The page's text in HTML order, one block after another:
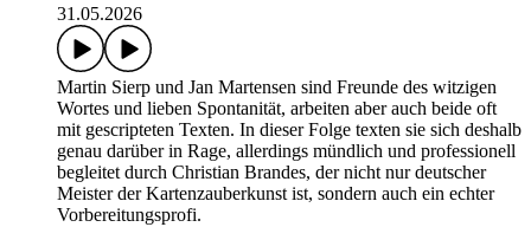
31.05.2026
Martin Sierp und Jan Martensen sind Freunde des witzigen
Wortes und lieben Spontanität, arbeiten aber auch beide oft
mit gescripteten Texten. In dieser Folge texten sie sich deshalb
genau darüber in Rage, allerdings mündlich und professionell
begleitet durch Christian Brandes, der nicht nur deutscher
Meister der Kartenzauberkunst ist, sondern auch ein echter
Vorbereitungsprofi.